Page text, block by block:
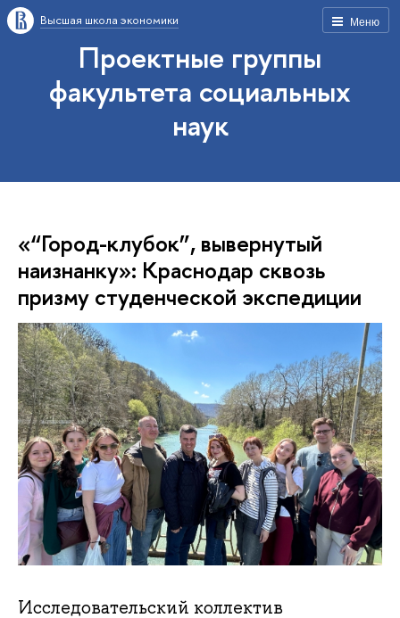
Меню
Высшая школа экономики
Проектные группы
факультета социальных
наук
«“Город-клубок”, вывернутый
наизнанку»: Краснодар сквозь
призму студенческой экспедиции
Исследовательский коллектив